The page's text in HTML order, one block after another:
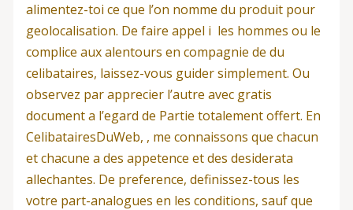
alimentez-toi ce que l’on nomme du produit pour
geolocalisation. De faire appel i les hommes ou le
complice aux alentours en compagnie de du
celibataires, laissez-vous guider simplement. Ou
observez par apprecier l’autre avec gratis
document a l’egard de Partie totalement offert. En
CelibatairesDuWeb, , me connaissons que chacun
et chacune a des appetence et des desiderata
allechantes. De preference, definissez-tous les
votre part-analogues en les conditions, sauf que